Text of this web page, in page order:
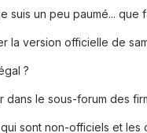
un peu paumé... que
la version officielle de
?
le sous-forum des
sont non-officiels et